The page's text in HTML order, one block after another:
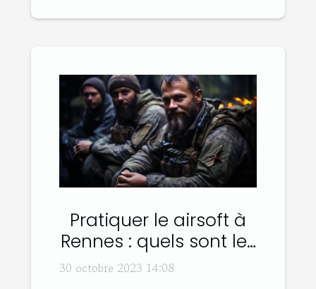
Pratiquer le airsoft à
Rennes : quels sont les
bons plans ?
30 octobre 2023 14:08